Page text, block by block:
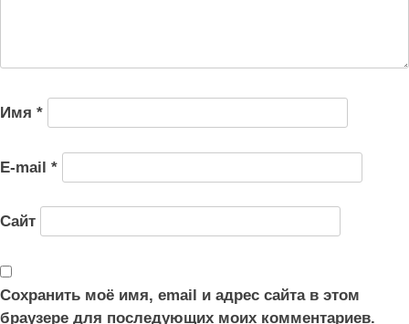
Имя *
E-mail *
Сайт
Сохранить моё имя, email и адрес сайта в этом
браузере для последующих моих комментариев.